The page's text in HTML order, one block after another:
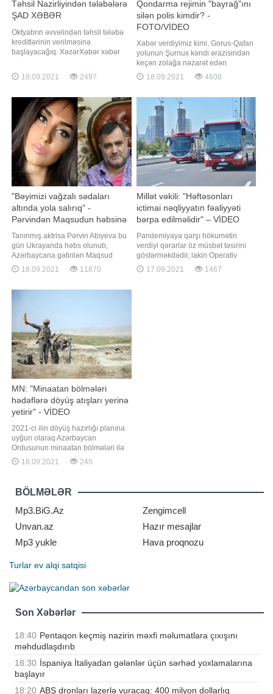
Təhsil Nazirliyindən tələbələrə
ŞAD XƏBƏR
Oktyabrın əvvəlindən təhsil tələbə
kreditlərinin verilməsinə
başlayacağıq. XəzərXəbər xəbər
Elm, ali və orta ixtisas təhsili
şöbəsinin müdiri Nicat Məmmədli
deyib. N.Məmmədli bildirib ki,
kreditin verilməsi qaydası da
müyyənləşdirilib:
18.09.2021 2497
Qondarma rejimin "bayrağ"ını
silən polis kimdir? -
FOTO/VİDEO
Xəbər verdiyimiz kimi, Gorus-Qafan
yolunun Şurnux kəndi ərazisindən
keçən zolağa nəzarət edən
Azərbaycan polisi burada hərəkət
edən avtomobilin üzərindəki
qondarma "bayrağı"nı elə yerindəcə
süngü ilə qazıyıb. Sosial
şəbəkələrdə yayılan məlumata
görə, həmi
18.09.2021 4608
"Bəyimizi vağzalı sədaları
altında yola salırıq" -
Pərvindən Maqsudun həbsinə
reaksiya
Tanınmış aktrisa Pərvin Abıyeva bu
gün Ukrayanda həbs olunub,
Azərbaycana gətirilən Maqsud
Mahmudovla bağlı paylaşım edib. -
a istinadən xəbər verir ki, tanınmış
insanın haqqına girməyi
18.09.2021 11870
Millət vəkili: "Həftəsonları
ictimai nəqliyyatın fəaliyyəti
bərpa edilməlidir" – VİDEO
Pandemiyaya qarşı hökumətin
verdiyi qərarlar öz müsbət təsirini
göstərməkdədir, lakin Operativ
Qərargah bəzi məsələlərin həlli
yönündə təcili tədbirlər görməlidir.
17.09.2021 1467
MN: "Minaatan bölmələri
hədəflərə döyüş atışları yerinə
yetirir" - VİDEO
2021-ci ilin döyüş hazırlığı planına
uyğun olaraq Azərbaycan
Ordusunun minaatan bölmələri ilə
keçirilən intensiv döyüş hazırlığı
məşğələləri davam edir. Müdafiə
məlumata görə, məşğələlərdə
batareyanın atəş mövqeyini tutması
və komanda müşahidə
məntəqəsinin açılması tapşırıqlar
18.09.2021 245
BÖLMƏLƏR
Mp3.BiG.Az
Zengimcell
Unvan.az
Hazır mesajlar
Mp3 yukle
Hava proqnozu
Turlar ev alqi satqisi
Son Xəbərlər
18:40 Pentaqon keçmiş nazirin məxfi məlumatlara çıxışını
məhdudlaşdırıb
18:30 İspaniya İtaliyadan gələnlər üçün sərhəd yoxlamalarına
başlayır
18:20 ABŞ dronları lazerlə vuracaq: 400 milyon dollarlıq